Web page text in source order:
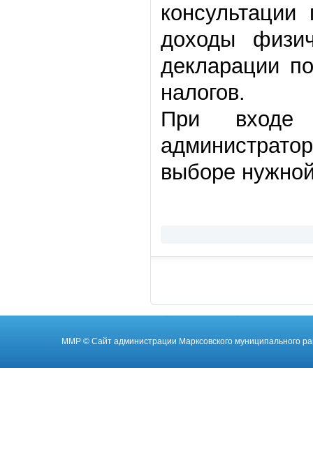
доходы
декларации
налогов.
При входе
выборе
ММР © Cайт администрации Марксовского муниципального